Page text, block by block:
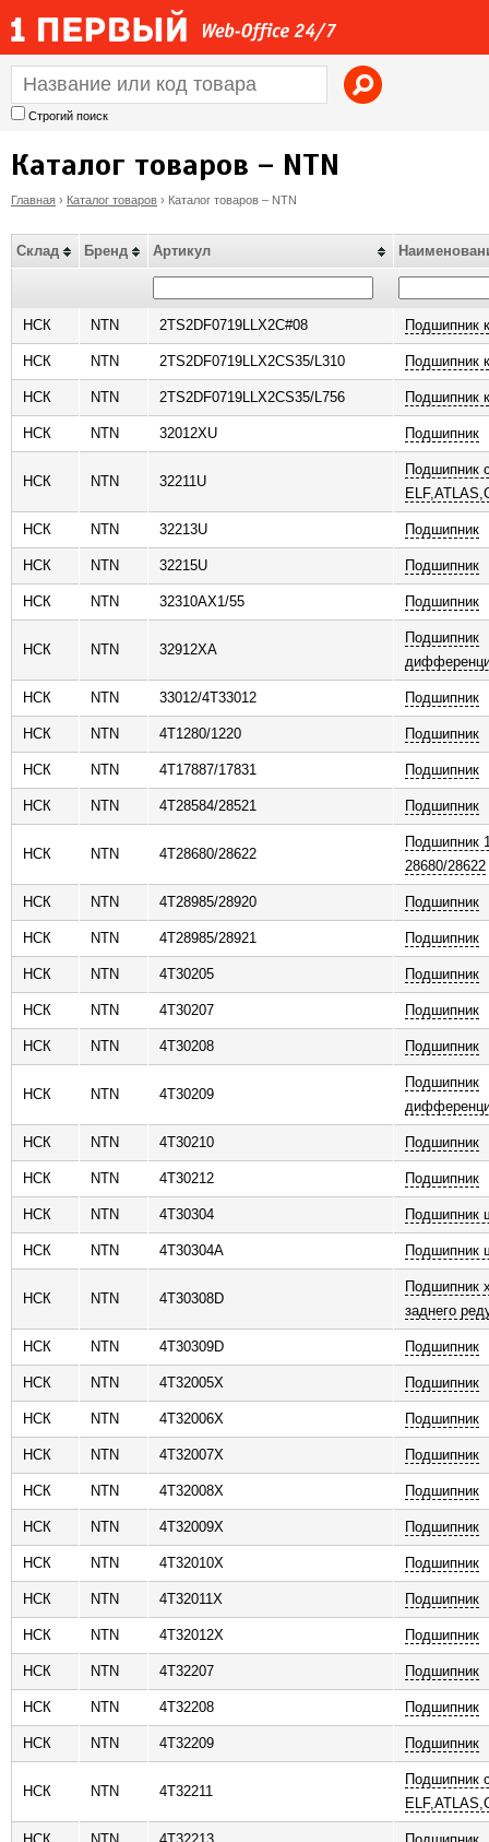
Jump to navigation
Строгий поиск
Каталог товаров – NTN
В
ы
д
е
ь
Главная › Каталог товаров › Каталог товаров – NTN
Склад Бренд Артикул
НСК NTN 2TS2DF0719LLX2C#08 Подшипник
НСК NTN 2TS2DF0719LLX2CS35/L310 Подшипник
НСК NTN 2TS2DF0719LLX2CS35/L756 Подшипник
НСК NTN 32012XU Подшипник
НСК NTN 32211U
Подшипник
НСК NTN 32213U Подшипник
НСК NTN 32215U Подшипник
НСК NTN 32310AX1/55 Подшипник
НСК NTN 32912XA
Подшипник
НСК NTN 33012/4T33012 Подшипник
НСК NTN 4T1280/1220 Подшипник
НСК NTN 4T17887/17831 Подшипник
НСК NTN 4T28584/28521 Подшипник
НСК NTN 4T28680/28622
Подшипник
28680/28622
НСК NTN 4T28985/28920 Подшипник
НСК NTN 4T28985/28921 Подшипник
НСК NTN 4T30205 Подшипник
НСК NTN 4T30207 Подшипник
НСК NTN 4T30208 Подшипник
НСК NTN 4T30209
Подшипник
НСК NTN 4T30210 Подшипник
НСК NTN 4T30212 Подшипник
НСК NTN 4T30304 Подшипник
НСК NTN 4T30304A Подшипник
НСК NTN 4T30308D
Подшипник
заднего
НСК NTN 4T30309D Подшипник
НСК NTN 4T32005X Подшипник
НСК NTN 4T32006X Подшипник
НСК NTN 4T32007X Подшипник
НСК NTN 4T32008X Подшипник
НСК NTN 4T32009X Подшипник
НСК NTN 4T32010X Подшипник
НСК NTN 4T32011X Подшипник
НСК NTN 4T32012X Подшипник
НСК NTN 4T32207 Подшипник
НСК NTN 4T32208 Подшипник
НСК NTN 4T32209 Подшипник
НСК NTN 4T32211
Подшипник
НСК NTN 4T32213 Подшипник